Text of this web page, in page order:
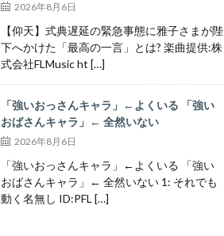
2026年8月6日
【仰天】式典遅延の緊急事態に雅子さまが陛
下へかけた「最高の一言」とは? 楽曲提供:株
式会社FLMusic ht […]
「強いおっさんキャラ」←よくいる 「強い
おばさんキャラ」← 全然いない
2026年8月6日
「強いおっさんキャラ」←よくいる 「強い
おばさんキャラ」← 全然いない 1: それでも
動く名無し ID:PFL […]